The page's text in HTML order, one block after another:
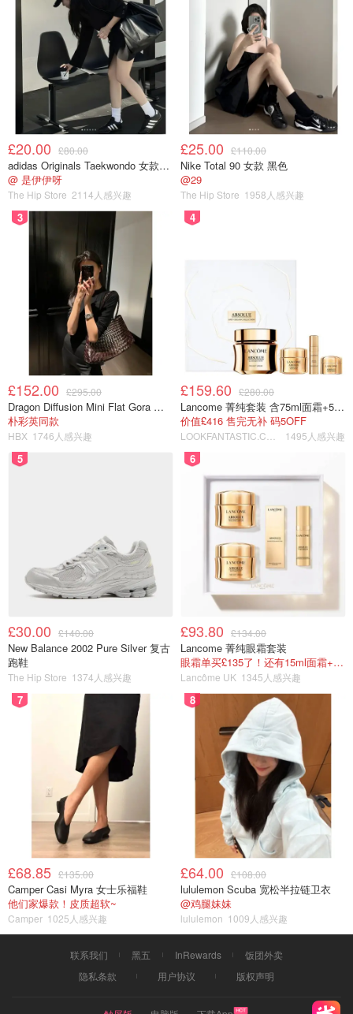
£20.00 £80.00
adidas Originals Taekwondo 女款黑色运动鞋
@ 是伊伊呀
The Hip Store 2114人感兴趣
£25.00 £110.00
Nike Total 90 女款 黑色
@29
The Hip Store 1958人感兴趣
3
£152.00 £295.00
Dragon Diffusion Mini Flat Gora 深棕色手提包
朴彩英同款
HBX 1746人感兴趣
4
£159.60 £280.00
Lancome 菁纯套装 含75ml面霜+5ml精华+5ml眼霜
价值£416 售完无补 码5OFF
1495人感兴趣
5
£30.00 £140.00
New Balance 2002 Pure Silver 复古
跑鞋
The Hip Store 1374人感兴趣
6
£93.80 £134.00
Lancome 菁纯眼霜套装
眼霜单买£135了！还有15ml面霜+5ml精华~！
Lancôme UK 1345人感兴趣
7
£68.85 £135.00
Camper Casi Myra 女士乐福鞋
他们家爆款！皮质超软~
Camper 1025人感兴趣
8
£64.00 £108.00
lululemon Scuba 宽松半拉链卫衣
@鸡腿妹妹
lululemon 1009人感兴趣
联系我们 黑五 InRewards
饭团外卖
隐私条款
用户协议 版权声明